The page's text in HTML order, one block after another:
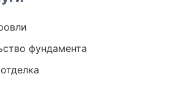
фундамента